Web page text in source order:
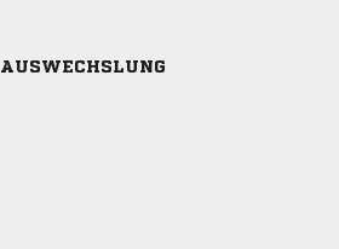
AUSWECHSLUNG